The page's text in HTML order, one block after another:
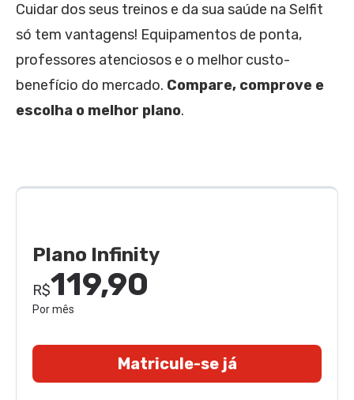
Cuidar dos seus treinos e da sua saúde na Selfit
só tem vantagens! Equipamentos de ponta,
professores atenciosos e o melhor custo-
benefício do mercado. Compare, comprove e
escolha o melhor plano.
Plano Infinity
R$119,90
Por mês
Matricule-se já